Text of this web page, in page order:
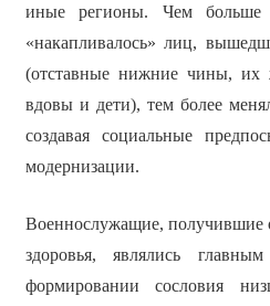
иные регионы. Чем больше
«накапливалось» лиц,
(отставные нижние чины, их
вдовы и дети), тем более
создавая социальные
модернизации.
Военнослужащие, получившие
здоровья, являлись
формировании сословия